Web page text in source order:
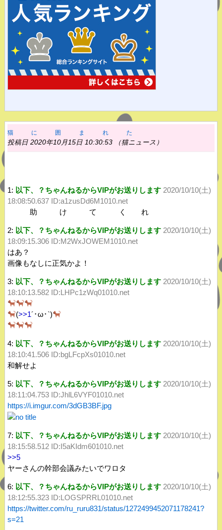
猫 に 囲 ま れ た
投稿日 2020年10月15日 10:30:53 （猫ニュース）
1: 以下、？ちゃんねるからVIPがお送りします 2020/10/10(土)
18:08:50.637 ID:a1zusDd6M1010.net
助 け て く れ
2: 以下、？ちゃんねるからVIPがお送りします 2020/10/10(土)
18:09:15.306 ID:M2WxJOWEM1010.net
はあ？
画像もなしに正気かよ！
3: 以下、？ちゃんねるからVIPがお送りします 2020/10/10(土)
18:10:13.582 ID:LHPc1zWq01010.net
(>>1´･ω･`)
4: 以下、？ちゃんねるからVIPがお送りします 2020/10/10(土)
18:10:41.506 ID:bgLFcpXs01010.net
和解せよ
5: 以下、？ちゃんねるからVIPがお送りします 2020/10/10(土)
18:11:04.753 ID:JhlL6VYF01010.net
https://i.imgur.com/3dGB3BF.jpg
7: 以下、？ちゃんねるからVIPがお送りします 2020/10/10(土)
18:15:58.512 ID:I5aKIdm601010.net
>>5
ヤーさんの幹部会議みたいでワロタ
6: 以下、？ちゃんねるからVIPがお送りします 2020/10/10(土)
18:12:55.323 ID:LOGSPRRL01010.net
https://twitter.com/ru_ruru831/status/1272499452071178241?
s=21